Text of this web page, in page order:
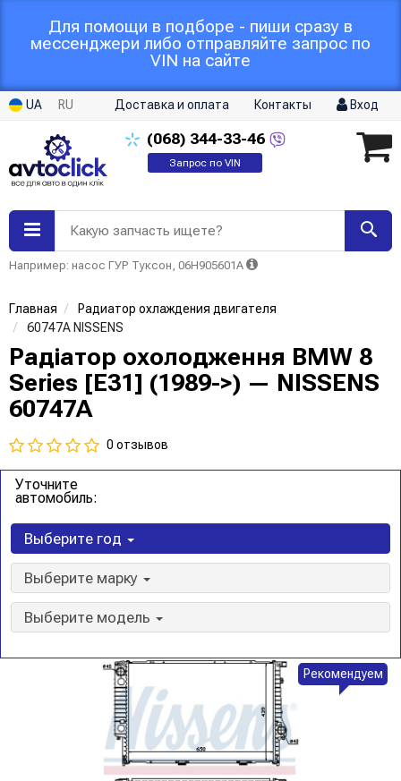
Для помощи в подборе - пиши сразу в
мессенджери либо отправляйте запрос по
VIN на сайте
UA RU Доставка и оплата Контакты Вход
(068) 344-33-46
Запрос по VIN
Какую запчасть ищете?
Например: насос ГУР Туксон, 06H905601A
Главная
Радиатор охлаждения двигателя
60747A NISSENS
Радіатор охолодження BMW 8
Series [E31] (1989->) — NISSENS
60747A
0 отзывов
Уточните
автомобиль:
Выберите год
Выберите марку
Выберите модель
Рекомендуем